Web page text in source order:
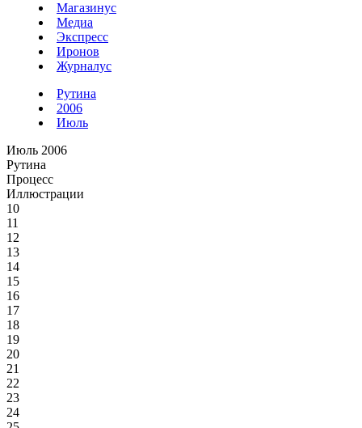
Магазинус
Медиа
Экспресс
Иронов
Журналус
Рутина
2006
Июль
Июль 2006
Рутина
Процесс
Иллюстрации
10
11
12
13
14
15
16
17
18
19
20
21
22
23
24